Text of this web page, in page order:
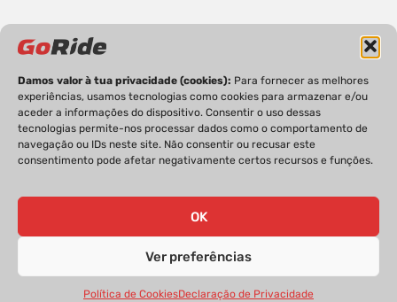
Damos valor à tua privacidade (cookies): Para fornecer as melhores
experiências, usamos tecnologias como cookies para armazenar e/ou
aceder a informações do dispositivo. Consentir o uso dessas
tecnologias permite-nos processar dados como o comportamento de
navegação ou IDs neste site. Não consentir ou recusar este
consentimento pode afetar negativamente certos recursos e funções.
OK
Ver preferências
Política de CookiesDeclaração de Privacidade
PRIVACIDADE FICHA TÉCNICA
ESTATUTO EDITORIAL
POLÍTICA DE COOKIES
CONTACTOS
GoRide 2026 | Todos os direitos reservados.